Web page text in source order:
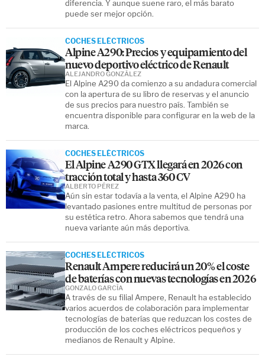
diferencia. Y aunque suene raro, el más barato
puede ser mejor opción.
COCHES ELÉCTRICOS
Alpine A290: Precios y equipamiento del
nuevo deportivo eléctrico de Renault
El Alpine A290 da comienzo a su andadura comercial
con la apertura de su libro de reservas y el anuncio
de sus precios para nuestro país. También se
encuentra disponible para configurar en la web de la
marca.
ALEJANDRO GONZÁLEZ
COCHES ELÉCTRICOS
El Alpine A290 GTX llegará en 2026 con
tracción total y hasta 360 CV
Aún sin estar todavía a la venta, el Alpine A290 ha
levantado pasiones entre multitud de personas por
su estética retro. Ahora sabemos que tendrá una
nueva variante aún más deportiva.
ALBERTO PÉREZ
COCHES ELÉCTRICOS
Renault Ampere reducirá un 20% el coste
de baterías con nuevas tecnologías en 2026
A través de su filial Ampere, Renault ha establecido
varios acuerdos de colaboración para implementar
tecnologías de baterías que reduzcan los costes de
producción de los coches eléctricos pequeños y
medianos de Renault y Alpine.
GONZALO GARCÍA